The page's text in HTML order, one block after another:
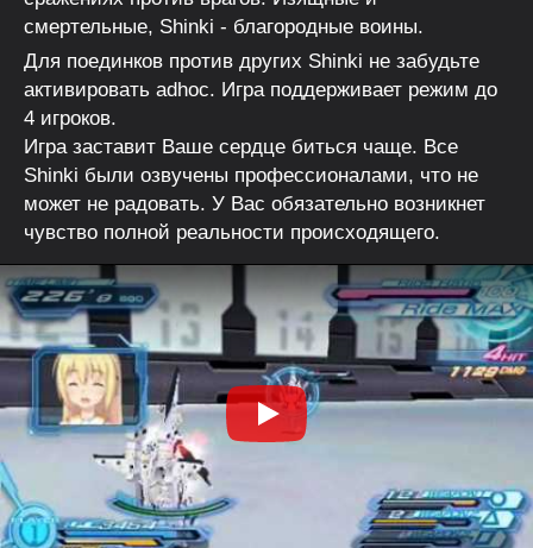
смертельные, Shinki - благородные воины.
Для поединков против других Shinki не забудьте
активировать adhoc. Игра поддерживает режим до
4 игроков.
Игра заставит Ваше сердце биться чаще. Все
Shinki были озвучены профессионалами, что не
может не радовать. У Вас обязательно возникнет
чувство полной реальности происходящего.